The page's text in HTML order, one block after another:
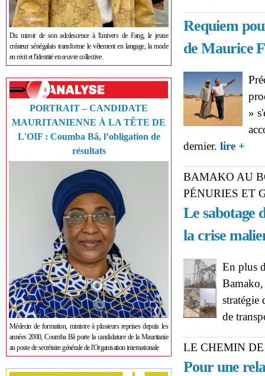
Du miroir de son adolescence à l'univers de Fang, le jeune
créateur sénégalais transforme le vêtement en langage, la mode
en récit et l'identité en œuvre collective.
PORTRAIT – CANDIDATE
MAURITANIENNE À LA TÊTE DE
L'OIF : Coumba Bâ, l’obligation de
résultats
Médecin de formation, ministre à plusieurs reprises depuis les
années 2000, Coumba Bâ porte la candidature de la Mauritanie
au poste de secrétaire générale de l'Organisation internationale
Requiem
de Maurice
»
dernier. lire +
BAMAKO AU
PÉNURIES ET
Le sabotage
la crise
En plus
stratégie
de
LE CHEMIN DE
Pour une